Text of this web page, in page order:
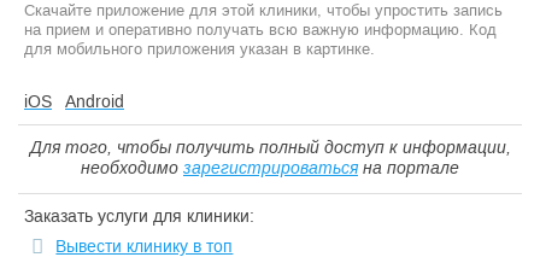
Скачайте приложение для этой клиники, чтобы упростить запись
на прием и оперативно получать всю важную информацию. Код
для мобильного приложения указан в картинке.
iOS Android
Для того, чтобы получить полный доступ к информации,
необходимо зарегистрироватьсяна портале
Заказать услуги для клиники:
Вывести клинику в топ